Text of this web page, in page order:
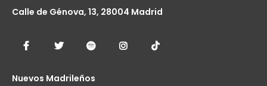
Calle de Génova, 13, 28004 Madrid
Nuevos Madrileños